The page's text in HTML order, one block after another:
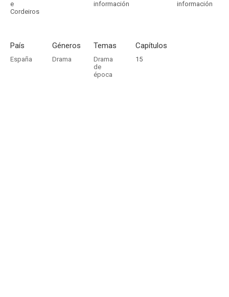
e
Cordeiros
información
información
País
España
Géneros
Drama
Temas
Drama
de
época
Capítulos
15